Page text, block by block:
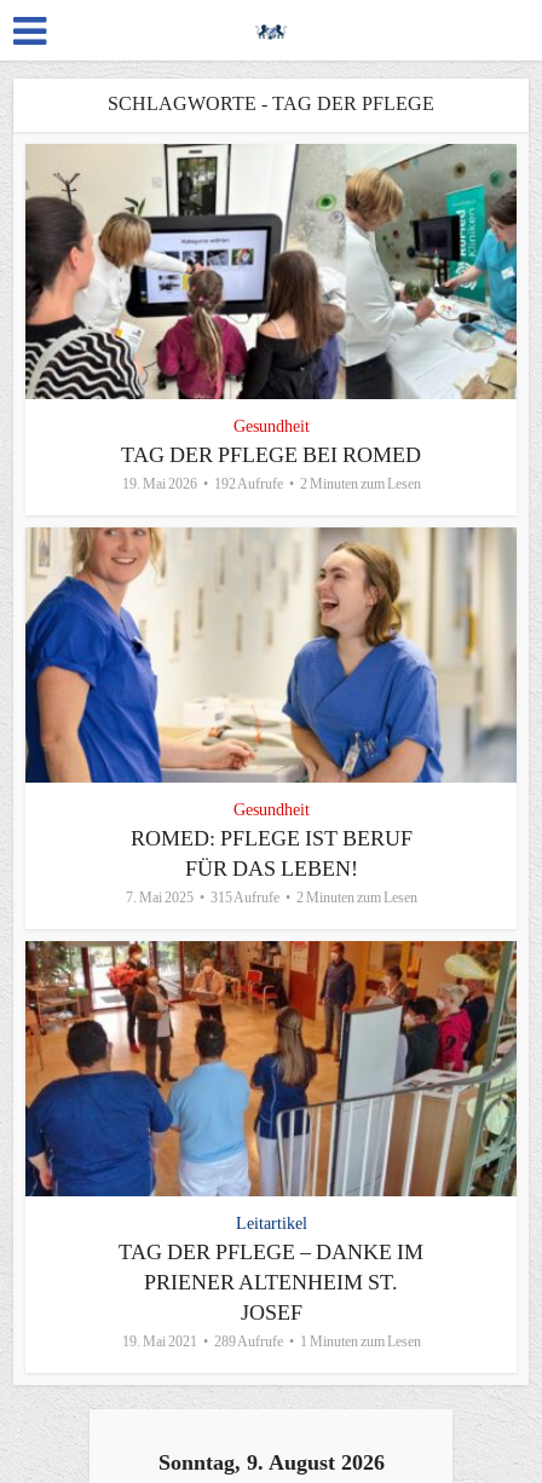
SCHLAGWORTE - TAG DER PFLEGE
Gesundheit
TAG DER PFLEGE BEI ROMED
19. Mai 2026 192 Aufrufe 2 Minuten zum Lesen
Gesundheit
ROMED: PFLEGE IST BERUF
FÜR DAS LEBEN!
7. Mai 2025 315 Aufrufe 2 Minuten zum Lesen
Leitartikel
TAG DER PFLEGE – DANKE IM
PRIENER ALTENHEIM ST.
JOSEF
19. Mai 2021 289 Aufrufe 1 Minuten zum Lesen
Sonntag, 9. August 2026